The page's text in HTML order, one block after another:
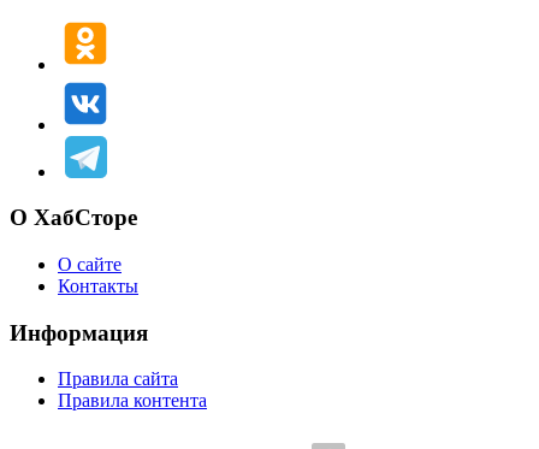
О ХабСторе
О сайте
Контакты
Информация
Правила сайта
Правила контента